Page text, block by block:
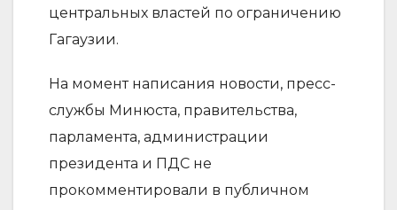
центральных властей по ограничению
Гагаузии.
На момент написания новости, пресс-
службы Минюста, правительства,
парламента, администрации
президента и ПДС не
прокомментировали в публичном